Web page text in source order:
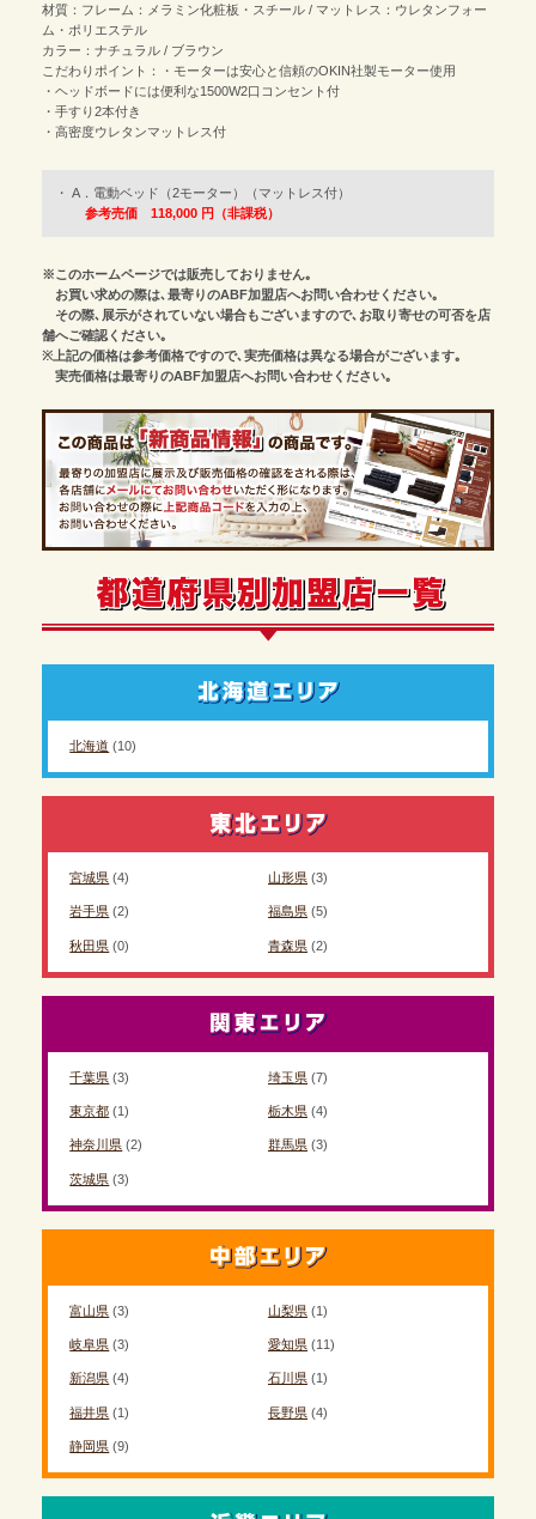
材質：フレーム：メラミン化粧板・スチール / マットレス：ウレタンフォー
ム・ポリエステル
カラー：ナチュラル / ブラウン
こだわりポイント：・モーターは安心と信頼のOKIN社製モーター使用
・ヘッドボードには便利な1500W2口コンセント付
・手すり2本付き
・高密度ウレタンマットレス付
A．電動ベッド（2モーター）（マットレス付）
参考売価 118,000 円（非課税）
※このホームページでは販売しておりません｡
お買い求めの際は､最寄りのABF加盟店へお問い合わせください｡
その際､展示がされていない場合もございますので､お取り寄せの可否を店
舗へご確認ください｡
※上記の価格は参考価格ですので､実売価格は異なる場合がございます｡
実売価格は最寄りのABF加盟店へお問い合わせください｡
北海道 (10)
宮城県 (4) 山形県(3)
岩手県 (2) 福島県(5)
秋田県 (0) 青森県(2)
千葉県 (3) 埼玉県(7)
東京都 (1) 栃木県(4)
神奈川県 (2) 群馬県(3)
茨城県 (3)
富山県 (3) 山梨県(1)
岐阜県 (3) 愛知県(11)
新潟県 (4) 石川県(1)
福井県 (1) 長野県(4)
静岡県 (9)